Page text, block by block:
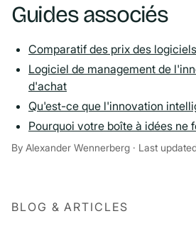
Guides associés
Comparatif des prix des
Logiciel de management de
d'achat
Qu'est-ce que l'innovation
Pourquoi votre boîte à idées ne
By Alexander Wennerberg · Last
BLOG & ARTICLES